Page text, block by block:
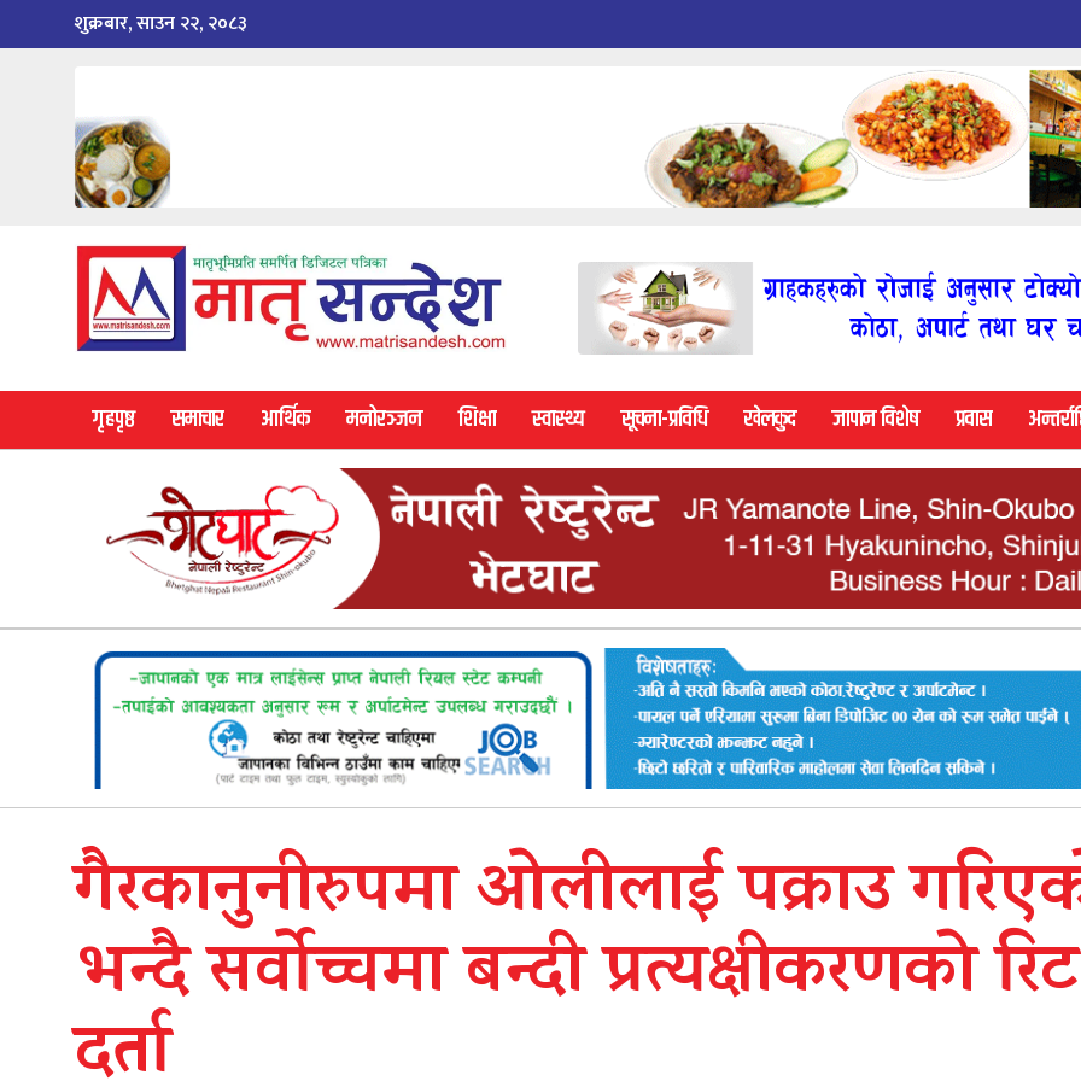
to
शुक्रबार, साउन २२, २०८३
गृहपृष्ठ समाचार आर्थिक मनोरञ्जन शिक्षा स्वास्थ्य सूचना-प्रविधि खेलकुद जापान विशेष प्रवास
गैरकानुनीरुपमा ओलीलाई पक्राउ
भन्दै सर्वोच्चमा बन्दी प्रत्यक्षीकरणको रिट